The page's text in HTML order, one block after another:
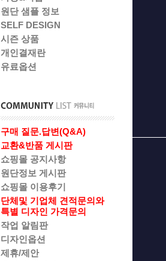
원단 샘플 정보
SELF DESIGN
시즌 상품
개인결재란
유료옵션
구매 질문.답변(Q&A)
교환&반품 게시판
쇼핑몰 공지사항
원단정보 게시판
쇼핑몰 이용후기
단체및 기업체 견적문의와
특별 디자인 가격문의
작업 알림판
디자인옵션
제휴/제안